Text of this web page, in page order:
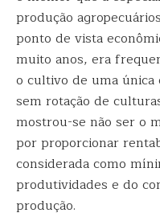
produção
ponto de vista
muito anos, era
o cultivo de uma única
sem rotação de
mostrou-se não ser o
por proporcionar
considerada como
produtividades e do
produção.